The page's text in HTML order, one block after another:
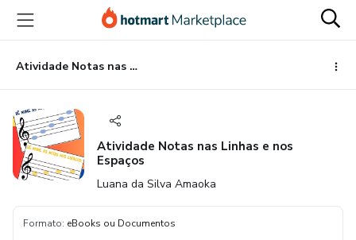
para
conteúdo
principal
para
pagamento
para
rodapé
Atividade Notas nas Linhas e nos Espaços
Atividade Notas nas Linhas e nos
Espaços
Luana da Silva Amaoka
Formato: eBooks ou Documentos